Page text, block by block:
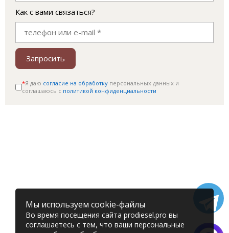
Как с вами связаться?
Запросить
*Я даю согласие на обработку персональных данных и
соглашаюсь c политикой конфиденциальности
Мы используем cookie-файлы
Во время посещения сайта prodiesel.pro вы
соглашаетесь с тем, что ваши персональные